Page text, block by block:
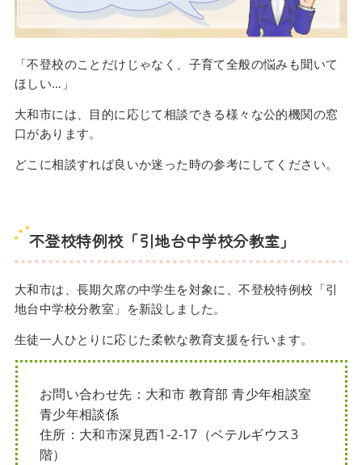
「不登校のことだけじゃなく、子育て全般の悩みも聞いて
ほしい…」
大和市には、目的に応じて相談できる様々な公的機関の窓
口があります。
どこに相談すれば良いか迷った時の参考にしてください。
不登校特例校「引地台中学校分教室」
大和市は、長期欠席の中学生を対象に、不登校特例校「引
地台中学校分教室」を新設しました。
生徒一人ひとりに応じた柔軟な教育支援を行います。
お問い合わせ先：大和市 教育部 青少年相談室
青少年相談係
住所：大和市深見西1-2-17（ベテルギウス3
階）